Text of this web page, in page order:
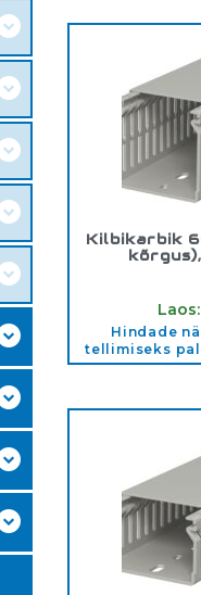
Kilbikarbik
Hindade
tellimiseks